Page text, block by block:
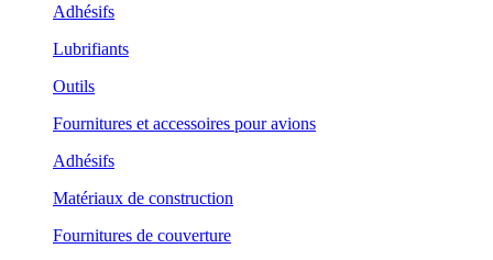
Adhésifs
Lubrifiants
Outils
Fournitures et accessoires pour avions
Adhésifs
Matériaux de construction
Fournitures de couverture